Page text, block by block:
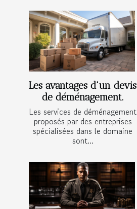
Les avantages d'un devis
de déménagement.
Les services de déménagement
proposés par des entreprises
spécialisées dans le domaine
sont...